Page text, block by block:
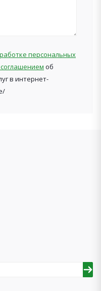
персональных
об
в интернет-